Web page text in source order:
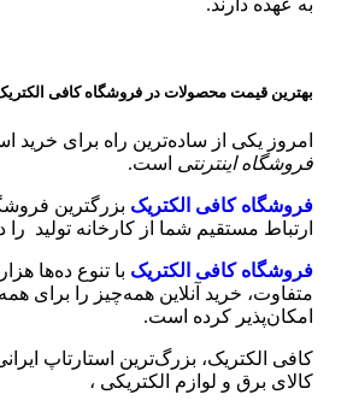
به عهده دارند.
بهترین قیمت محصولات در فروشگاه کافی
امروز یکی از ساده‌ترین راه برای خرید
فروشگاه اینترنتی است.
فروشگاه کافی الکتریک بزرگترین
ارتباط مستقیم شما از کارخانه تولید را
فروشگاه کافی الکتریک با تنوع ده‌ها
متفاوت، خرید آنلاین همه‌چیز را برای
امکان‌پذیر کرده است.
کافی الکتریک، بزرگ‌ترین استارتاپ
کالای برق و لوازم الکتریکی ،‌